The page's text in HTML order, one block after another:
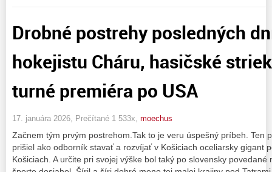
Drobné postrehy posledných
hokejistu Cháru, hasičské
turné premiéra po USA
17. januára 2026, Prečítané 1 533x, moechus
Začnem tým prvým postrehom.Tak to je veru úspešný príbeh. Ten
prišiel ako odborník stavať a rozvíjať v Košiciach oceliarsky gigant
Košiciach. A určite pri svojej výške bol taký po slovensky povedané